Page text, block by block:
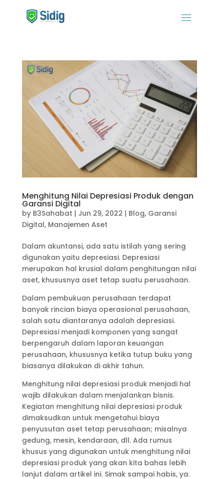
Menghitung Nilai Depresiasi Produk dengan
Garansi Digital
by B3Sahabat | Jun 29, 2022 | Blog, Garansi
Digital, Manajemen Aset
Dalam akuntansi, ada satu istilah yang sering
digunakan yaitu depresiasi. Depresiasi
merupakan hal krusial dalam penghitungan nilai
aset, khususnya aset tetap suatu perusahaan.
Dalam pembukuan perusahaan terdapat
banyak rincian biaya operasional perusahaan,
salah satu diantaranya adalah depresiasi.
Depresiasi menjadi komponen yang sangat
berpengaruh dalam laporan keuangan
perusahaan, khususnya ketika tutup buku yang
biasanya dilakukan di akhir tahun.
Menghitung nilai depresiasi produk menjadi hal
wajib dilakukan dalam menjalankan bisnis.
Kegiatan menghitung nilai depresiasi produk
dimaksudkan untuk mengetahui biaya
penyusutan aset tetap perusahaan; misalnya
gedung, mesin, kendaraan, dll. Ada rumus
khusus yang digunakan untuk menghitung nilai
depresiasi produk yang akan kita bahas lebih
lanjut dalam artikel ini. Simak sampai habis, ya.